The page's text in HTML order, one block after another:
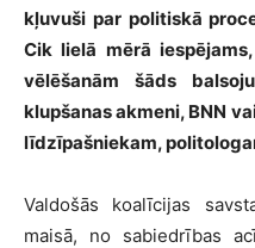
kļuvuši par politiskā
Cik lielā mērā
vēlēšanām šāds
klupšanas akmeni, BNN
līdzīpašniekam,
Valdošās koalīcijas
maisā, no sabiedrības